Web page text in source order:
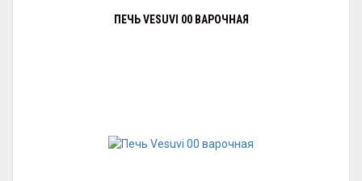
ПЕЧЬ VESUVI 00 ВАРОЧНАЯ